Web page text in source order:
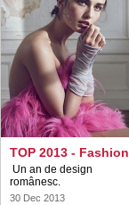
TOP 2013 - Fashion
Un an de design
românesc.
30 Dec 2013